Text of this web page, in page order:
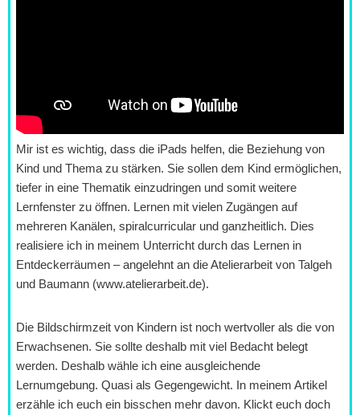
Mir ist es wichtig, dass die iPads helfen, die Beziehung von
Kind und Thema zu stärken. Sie sollen dem Kind ermöglichen,
tiefer in eine Thematik einzudringen und somit weitere
Lernfenster zu öffnen. Lernen mit vielen Zugängen auf
mehreren Kanälen, spiralcurricular und ganzheitlich. Dies
realisiere ich in meinem Unterricht durch das Lernen in
Entdeckerräumen – angelehnt an die Atelierarbeit von Talgeh
und Baumann (www.atelierarbeit.de).
Die Bildschirmzeit von Kindern ist noch wertvoller als die von
Erwachsenen. Sie sollte deshalb mit viel Bedacht belegt
werden. Deshalb wähle ich eine ausgleichende
Lernumgebung. Quasi als Gegengewicht. In meinem Artikel
erzähle ich euch ein bisschen mehr davon. Klickt euch doch